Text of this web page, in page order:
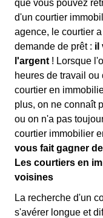
que vous pouvez
d'un courtier
agence, le courtier
demande de prêt : il
l'argent ! Lorsque
heures de travail
courtier en
plus, on ne connaît
ou on n'a pas
courtier immobilier
vous fait gagner
Les courtiers en
voisines
La recherche d'un
s'avérer longue et